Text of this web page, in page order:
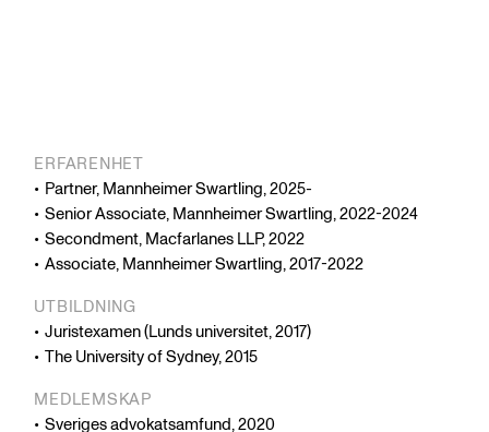
ERFARENHET
Partner, Mannheimer Swartling, 2025-
Senior Associate, Mannheimer Swartling, 2022-2024
Secondment, Macfarlanes LLP, 2022
Associate, Mannheimer Swartling, 2017-2022
UTBILDNING
Juristexamen (Lunds universitet, 2017)
The University of Sydney, 2015
MEDLEMSKAP
Sveriges advokatsamfund, 2020